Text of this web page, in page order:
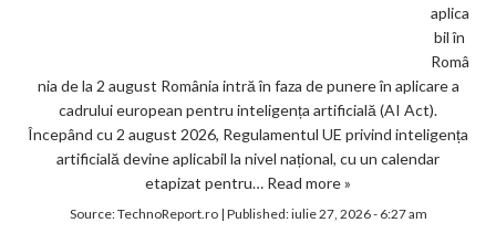
aplica
bil în
Româ
nia de la 2 august România intră în faza de punere în aplicare a
cadrului european pentru inteligența artificială (AI Act).
Începând cu 2 august 2026, Regulamentul UE privind inteligența
artificială devine aplicabil la nivel național, cu un calendar
etapizat pentru… Read more »
Source:TechnoReport.ro| Published:iulie 27, 2026 - 6:27 am